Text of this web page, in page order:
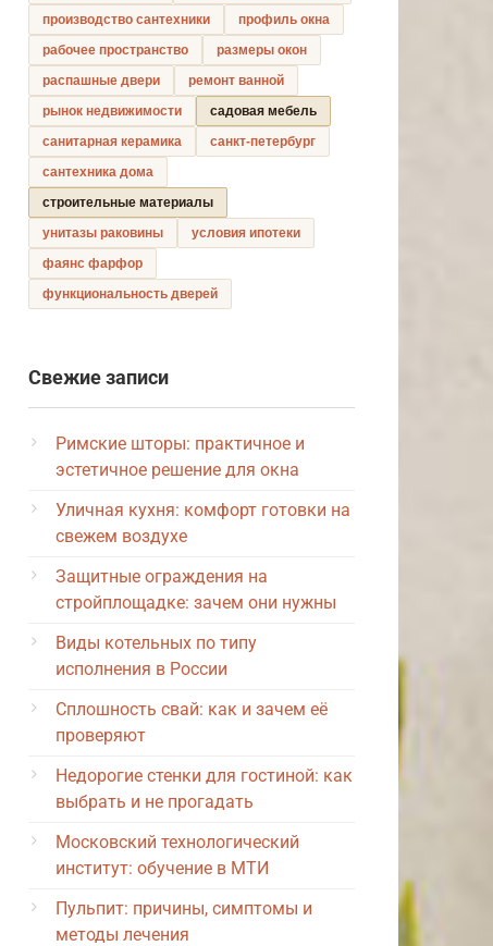
производство сантехники
профиль окна
рабочее пространство
размеры окон
распашные двери
ремонт ванной
рынок недвижимости
садовая мебель
санитарная керамика
санкт-петербург
сантехника дома
строительные материалы
унитазы раковины
условия ипотеки
фаянс фарфор
функциональность дверей
Свежие записи
Римские шторы: практичное и
эстетичное решение для окна
Уличная кухня: комфорт готовки на
свежем воздухе
Защитные ограждения на
стройплощадке: зачем они нужны
Виды котельных по типу
исполнения в России
Сплошность свай: как и зачем её
проверяют
Недорогие стенки для гостиной: как
выбрать и не прогадать
Московский технологический
институт: обучение в МТИ
Пульпит: причины, симптомы и
методы лечения